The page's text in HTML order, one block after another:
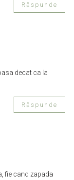
Răspunde
decat ca la
Răspunde
fie cand zapada